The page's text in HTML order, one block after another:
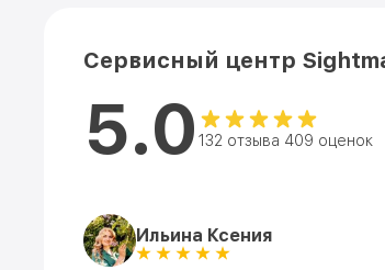
Сервисный центр
5.0 132 отзыва 409 оценок
Ильина Ксения